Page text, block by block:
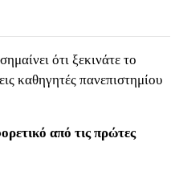
ότι ξεκινάτε το
καθηγητές πανεπιστημίου
από τις πρώτες